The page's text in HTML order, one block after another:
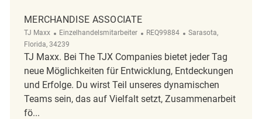
MERCHANDISE ASSOCIATE
TJ Maxx Kategorie
Einzelhandelsmitarbeiter ReqId
REQ99884 Ort
Sarasota,
Florida, 34239
TJ Maxx. Bei The TJX Companies bietet jeder Tag
neue Möglichkeiten für Entwicklung, Entdeckungen
und Erfolge. Du wirst Teil unseres dynamischen
Teams sein, das auf Vielfalt setzt, Zusammenarbeit
fö...